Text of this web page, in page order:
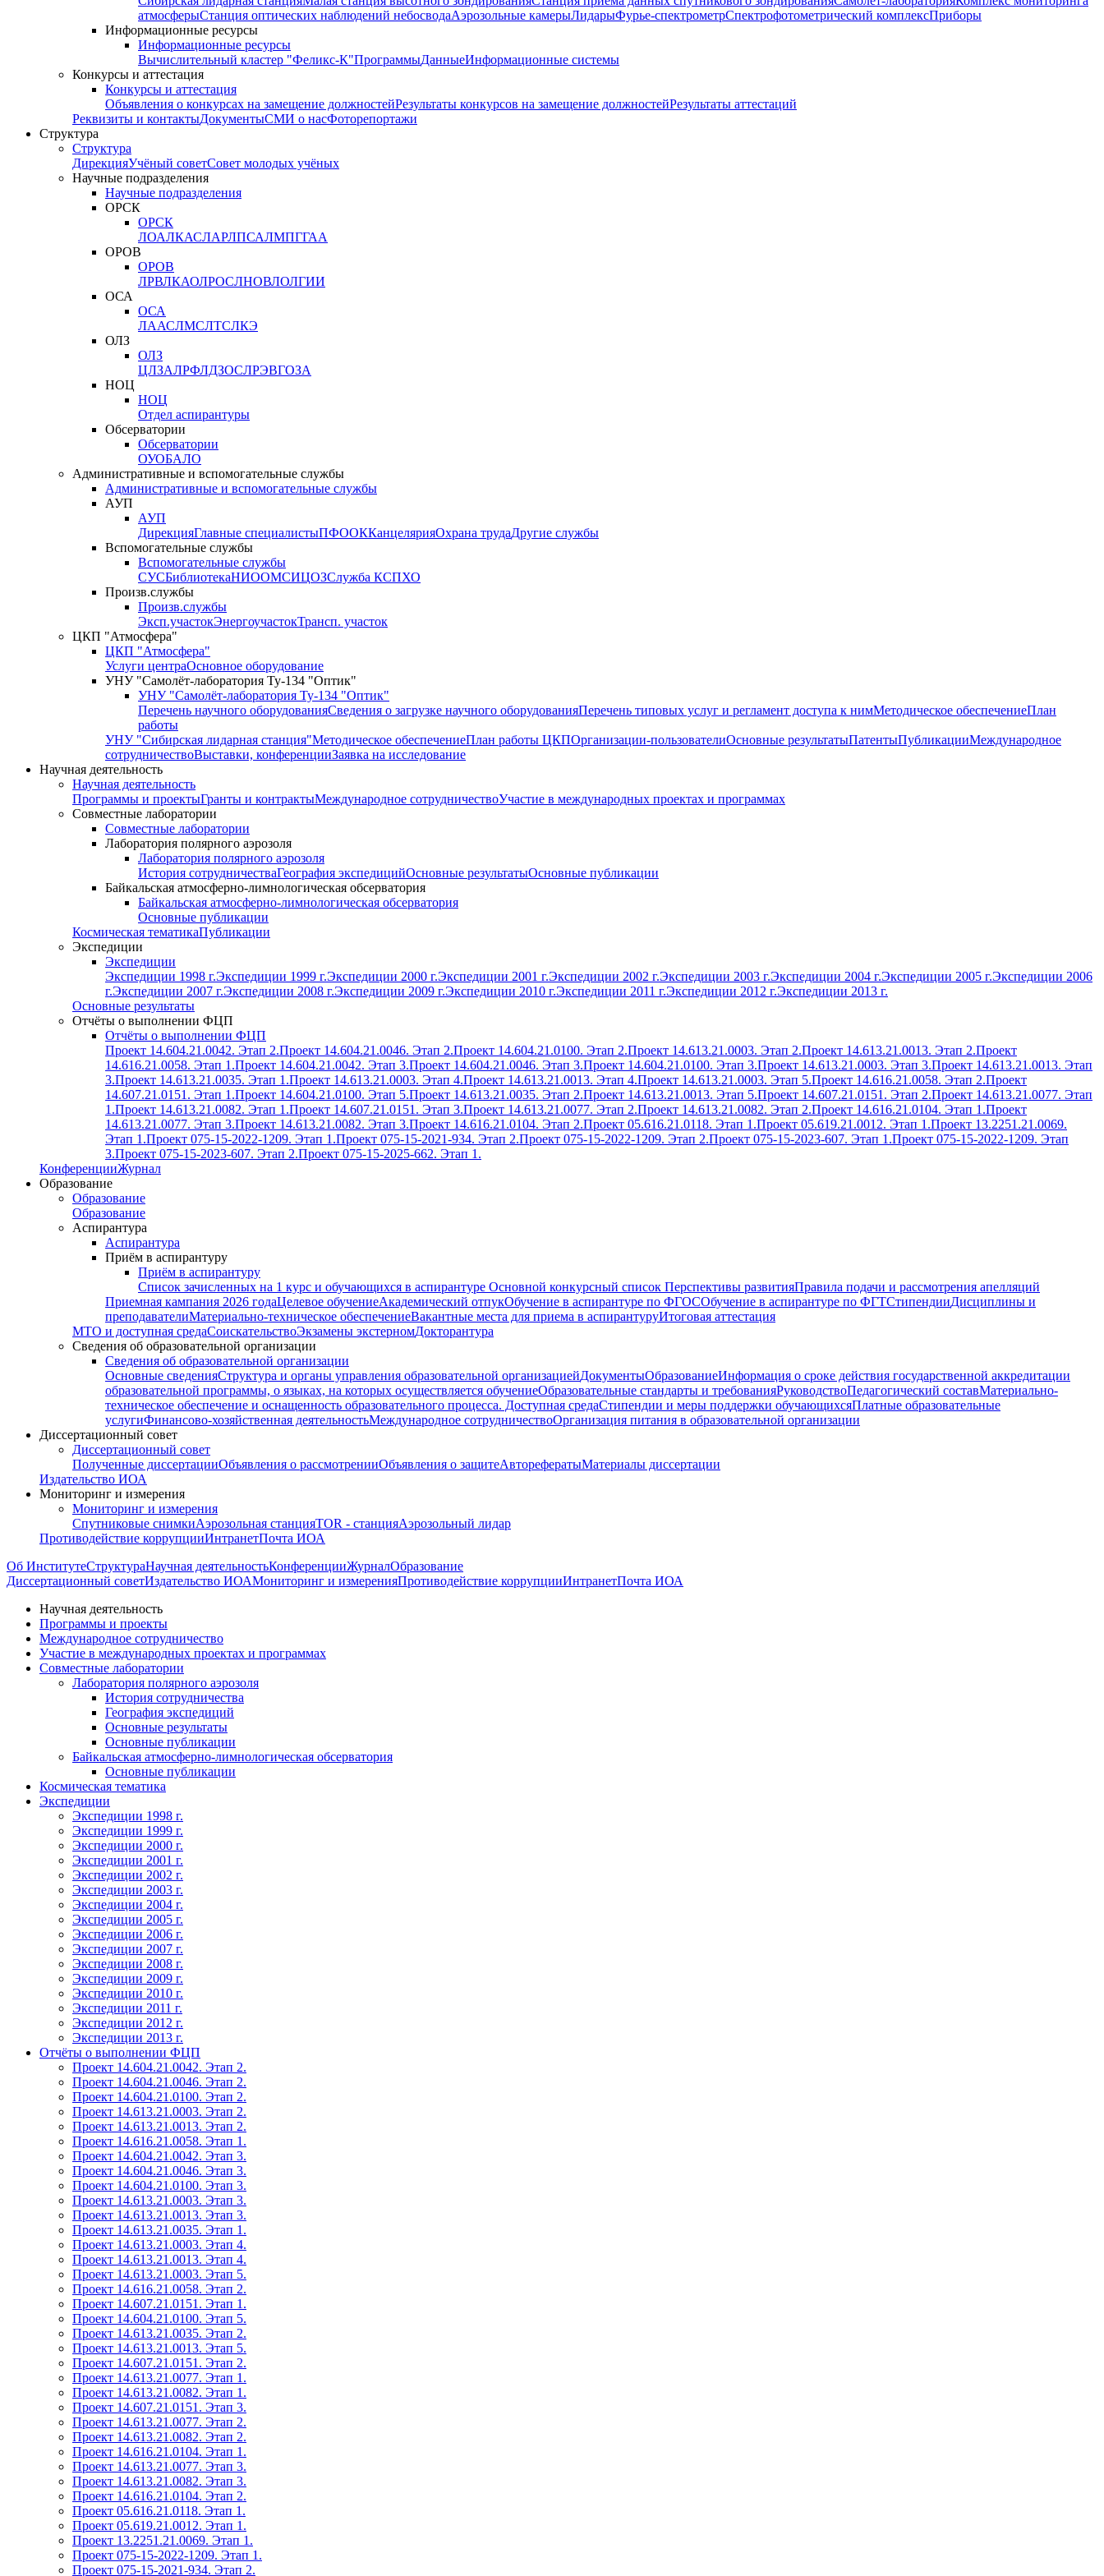
атмосферыСтанция оптических наблюдений небосводаАэрозольные камерыЛидарыФурье-спектрометрСпектрофотометрический комплексПриборы
Информационные ресурсы
Информационные ресурсы
Вычислительный кластер "Феликс-К"ПрограммыДанныеИнформационные системы
Конкурсы и аттестация
Конкурсы и аттестация
Объявления о конкурсах на замещение должностейРезультаты конкурсов на замещение должностейРезультаты аттестаций
Реквизиты и контактыДокументыСМИ о насФоторепортажи
Структура
Структура
ДирекцияУчёный советСовет молодых учёных
Научные подразделения
Научные подразделения
ОРСК
ОРСК
ЛОАЛКАСЛАРЛПСАЛМПГГАА
ОРОВ
ОРОВ
ЛРВЛКАОЛРОСЛНОВЛОЛГИИ
ОСА
ОСА
ЛААСЛМСЛТСЛКЭ
ОЛЗ
ОЛЗ
ЦЛЗАЛРФЛДЗОСЛРЭВГОЗА
НОЦ
НОЦ
Отдел аспирантуры
Обсерватории
Обсерватории
ОУОБАЛО
Административные и вспомогательные службы
Административные и вспомогательные службы
АУП
АУП
ДирекцияГлавные специалистыПФООККанцелярияОхрана трудаДругие службы
Вспомогательные службы
Вспомогательные службы
СУСБиблиотекаНИООМСИЦОЗСлужба КСПХО
Произв.службы
Произв.службы
Эксп.участокЭнергоучастокТрансп. участок
ЦКП "Атмосфера"
ЦКП "Атмосфера"
Услуги центраОсновное оборудование
УНУ "Самолёт-лаборатория Ту-134 "Оптик"
УНУ "Самолёт-лаборатория Ту-134 "Оптик"
Перечень научного оборудованияСведения о загрузке научного оборудованияПеречень типовых услуг и регламент доступа к нимМетодическое обеспечениеПлан
работы
УНУ "Сибирская лидарная станция"Методическое обеспечениеПлан работы ЦКПОрганизации-пользователиОсновные результатыПатентыПубликацииМеждународное
сотрудничествоВыставки, конференцииЗаявка на исследование
Научная деятельность
Научная деятельность
Программы и проектыГранты и контрактыМеждународное сотрудничествоУчастие в международных проектах и программах
Совместные лаборатории
Совместные лаборатории
Лаборатория полярного аэрозоля
Лаборатория полярного аэрозоля
История сотрудничестваГеография экспедицийОсновные результатыОсновные публикации
Байкальская атмосферно-лимнологическая обсерватория
Байкальская атмосферно-лимнологическая обсерватория
Основные публикации
Космическая тематикаПубликации
Экспедиции
Экспедиции
Экспедиции 1998 г.Экспедиции 1999 г.Экспедиции 2000 г.Экспедиции 2001 г.Экспедиции 2002 г.Экспедиции 2003 г.Экспедиции 2004 г.Экспедиции 2005 г.Экспедиции 2006
г.Экспедиции 2007 г.Экспедиции 2008 г.Экспедиции 2009 г.Экспедиции 2010 г.Экспедиции 2011 г.Экспедиции 2012 г.Экспедиции 2013 г.
Основные результаты
Отчёты о выполнении ФЦП
Отчёты о выполнении ФЦП
Проект 14.604.21.0042. Этап 2.Проект 14.604.21.0046. Этап 2.Проект 14.604.21.0100. Этап 2.Проект 14.613.21.0003. Этап 2.Проект 14.613.21.0013. Этап 2.Проект
14.616.21.0058. Этап 1.Проект 14.604.21.0042. Этап 3.Проект 14.604.21.0046. Этап 3.Проект 14.604.21.0100. Этап 3.Проект 14.613.21.0003. Этап 3.Проект 14.613.21.0013. Этап
3.Проект 14.613.21.0035. Этап 1.Проект 14.613.21.0003. Этап 4.Проект 14.613.21.0013. Этап 4.Проект 14.613.21.0003. Этап 5.Проект 14.616.21.0058. Этап 2.Проект
14.607.21.0151. Этап 1.Проект 14.604.21.0100. Этап 5.Проект 14.613.21.0035. Этап 2.Проект 14.613.21.0013. Этап 5.Проект 14.607.21.0151. Этап 2.Проект 14.613.21.0077. Этап
1.Проект 14.613.21.0082. Этап 1.Проект 14.607.21.0151. Этап 3.Проект 14.613.21.0077. Этап 2.Проект 14.613.21.0082. Этап 2.Проект 14.616.21.0104. Этап 1.Проект
14.613.21.0077. Этап 3.Проект 14.613.21.0082. Этап 3.Проект 14.616.21.0104. Этап 2.Проект 05.616.21.0118. Этап 1.Проект 05.619.21.0012. Этап 1.Проект 13.2251.21.0069.
Этап 1.Проект 075-15-2022-1209. Этап 1.Проект 075-15-2021-934. Этап 2.Проект 075-15-2022-1209. Этап 2.Проект 075-15-2023-607. Этап 1.Проект 075-15-2022-1209. Этап
3.Проект 075-15-2023-607. Этап 2.Проект 075-15-2025-662. Этап 1.
КонференцииЖурнал
Образование
Образование
Образование
Аспирантура
Аспирантура
Приём в аспирантуру
Приём в аспирантуру
Список зачисленных на 1 курс и обучающихся в аспирантуре Основной конкурсный список Перспективы развитияПравила подачи и рассмотрения апелляций
Приемная кампания 2026 годаЦелевое обучениеАкадемический отпукОбучение в аспирантуре по ФГОСОбучение в аспирантуре по ФГТСтипендииДисциплины и
преподавателиМатериально-техническое обеспечениеВакантные места для приема в аспирантуруИтоговая аттестация
МТО и доступная средаСоискательствоЭкзамены экстерномДокторантура
Сведения об образовательной организации
Сведения об образовательной организации
Основные сведенияСтруктура и органы управления образовательной организациейДокументыОбразованиеИнформация о сроке действия государственной аккредитации
образовательной программы, о языках, на которых осуществляется обучениеОбразовательные стандарты и требованияРуководствоПедагогический составМатериально-
техническое обеспечение и оснащенность образовательного процесса. Доступная средаСтипендии и меры поддержки обучающихсяПлатные образовательные
услугиФинансово-хозяйственная деятельностьМеждународное сотрудничествоОрганизация питания в образовательной организации
Диссертационный совет
Диссертационный совет
Полученные диссертацииОбъявления о рассмотренииОбъявления о защитеАвторефератыМатериалы диссертации
Издательство ИОА
Мониторинг и измерения
Мониторинг и измерения
Спутниковые снимкиАэрозольная станцияTOR - станцияАэрозольный лидар
Противодействие коррупцииИнтранетПочта ИОА
Об ИнститутеСтруктураНаучная деятельностьКонференцииЖурналОбразование
Диссертационный советИздательство ИОАМониторинг и измеренияПротиводействие коррупцииИнтранетПочта ИОА
Научная деятельность
Программы и проекты
Международное сотрудничество
Участие в международных проектах и программах
Совместные лаборатории
Лаборатория полярного аэрозоля
История сотрудничества
География экспедиций
Основные результаты
Основные публикации
Байкальская атмосферно-лимнологическая обсерватория
Основные публикации
Космическая тематика
Экспедиции
Экспедиции 1998 г.
Экспедиции 1999 г.
Экспедиции 2000 г.
Экспедиции 2001 г.
Экспедиции 2002 г.
Экспедиции 2003 г.
Экспедиции 2004 г.
Экспедиции 2005 г.
Экспедиции 2006 г.
Экспедиции 2007 г.
Экспедиции 2008 г.
Экспедиции 2009 г.
Экспедиции 2010 г.
Экспедиции 2011 г.
Экспедиции 2012 г.
Экспедиции 2013 г.
Отчёты о выполнении ФЦП
Проект 14.604.21.0042. Этап 2.
Проект 14.604.21.0046. Этап 2.
Проект 14.604.21.0100. Этап 2.
Проект 14.613.21.0003. Этап 2.
Проект 14.613.21.0013. Этап 2.
Проект 14.616.21.0058. Этап 1.
Проект 14.604.21.0042. Этап 3.
Проект 14.604.21.0046. Этап 3.
Проект 14.604.21.0100. Этап 3.
Проект 14.613.21.0003. Этап 3.
Проект 14.613.21.0013. Этап 3.
Проект 14.613.21.0035. Этап 1.
Проект 14.613.21.0003. Этап 4.
Проект 14.613.21.0013. Этап 4.
Проект 14.613.21.0003. Этап 5.
Проект 14.616.21.0058. Этап 2.
Проект 14.607.21.0151. Этап 1.
Проект 14.604.21.0100. Этап 5.
Проект 14.613.21.0035. Этап 2.
Проект 14.613.21.0013. Этап 5.
Проект 14.607.21.0151. Этап 2.
Проект 14.613.21.0077. Этап 1.
Проект 14.613.21.0082. Этап 1.
Проект 14.607.21.0151. Этап 3.
Проект 14.613.21.0077. Этап 2.
Проект 14.613.21.0082. Этап 2.
Проект 14.616.21.0104. Этап 1.
Проект 14.613.21.0077. Этап 3.
Проект 14.613.21.0082. Этап 3.
Проект 14.616.21.0104. Этап 2.
Проект 05.616.21.0118. Этап 1.
Проект 05.619.21.0012. Этап 1.
Проект 13.2251.21.0069. Этап 1.
Проект 075-15-2022-1209. Этап 1.
Проект 075-15-2021-934. Этап 2.